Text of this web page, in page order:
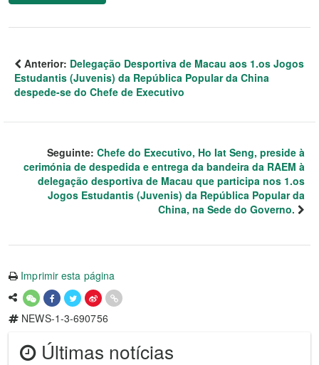
Anterior: Delegação Desportiva de Macau aos 1.os Jogos
Estudantis (Juvenis) da República Popular da China
despede-se do Chefe de Executivo
Seguinte: Chefe do Executivo, Ho Iat Seng, preside à
cerimónia de despedida e entrega da bandeira da RAEM à
delegação desportiva de Macau que participa nos 1.os
Jogos Estudantis (Juvenis) da República Popular da
China, na Sede do Governo.
Imprimir esta página
NEWS-1-3-690756
Últimas notícias